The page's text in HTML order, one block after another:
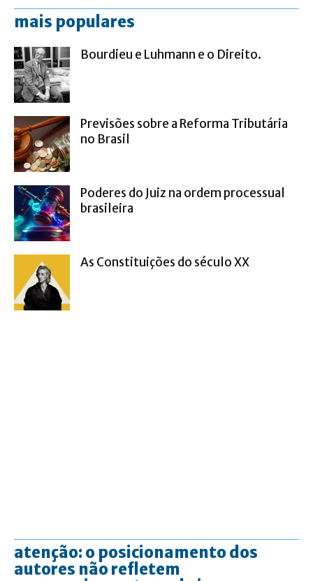
mais populares
Bourdieu e Luhmann e o Direito.
Previsões sobre a Reforma Tributária
no Brasil
Poderes do Juiz na ordem processual
brasileira
As Constituições do século XX
atenção: o posicionamento dos
autores não refletem